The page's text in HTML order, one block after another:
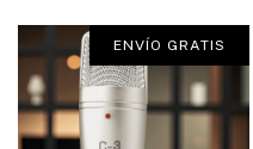
ENVÍO GRATIS